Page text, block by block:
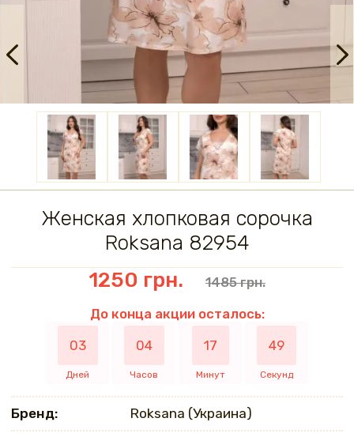
Женская хлопковая сорочка
Roksana 82954
1250 грн.
1485 грн.
До конца акции осталось:
03
Дней
04
Часов
17
Минут
49
Секунд
Бренд: Roksana (Украина)